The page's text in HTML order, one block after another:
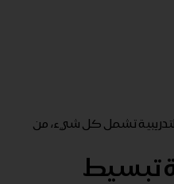
التدريبية تشمل كل شيء، من
تبسيط